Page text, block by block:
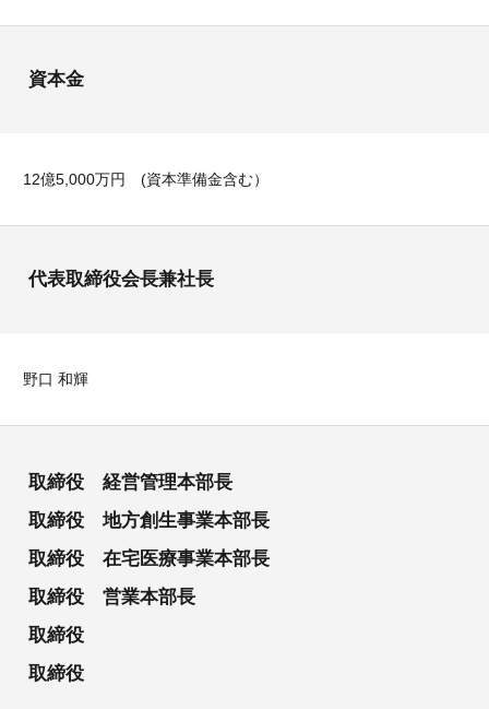
資本金
12億5,000万円 (資本準備金含む）
代表取締役会長兼社長
野口 和輝
取締役 経営管理本部長
取締役 地方創生事業本部長
取締役 在宅医療事業本部長
取締役 営業本部長
取締役
取締役